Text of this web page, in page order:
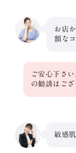
お店
額な
ご安心下さ
の勧誘はござ
敏感